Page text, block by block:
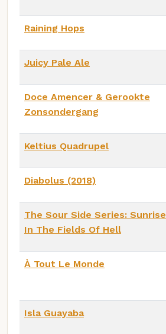
Raining Hops
Juicy Pale Ale
Doce Amencer & Gerookte
Zonsondergang
Keltius Quadrupel
Diabolus (2018)
The Sour Side Series: Sunrise
In The Fields Of Hell
À Tout Le Monde
Isla Guayaba